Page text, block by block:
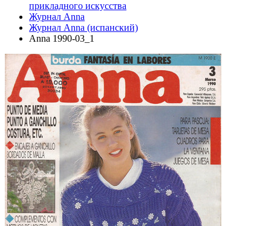
прикладного искусства
Журнал Anna
Журнал Anna (испанский)
Anna 1990-03_1